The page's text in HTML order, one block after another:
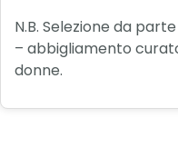
N.B. Selezione da
– abbigliamento
donne.